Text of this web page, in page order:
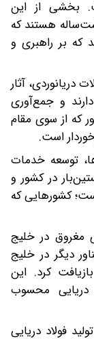
بخشی از این
هستند که
که بر راهبری و
دریانوردی، آثار
و جمع‌آوری
که از سوی مقام
است.
توسعه خدمات
در کشور و
کشورهایی که
مغروق در خلیج
دیگر در خلیج
کرد. این
دریایی محسوب
فولاد دریایی